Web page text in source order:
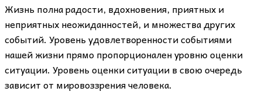
Жизнь полна радости, вдохновения, приятных и
неприятных неожиданностей, и множества других
событий. Уровень удовлетворенности событиями
нашей жизни прямо пропорционален уровню оценки
ситуации. Уровень оценки ситуации в свою очередь
зависит от мировоззрения человека.